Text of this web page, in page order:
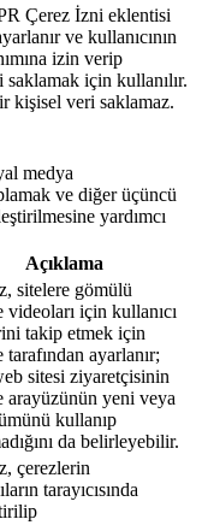
Çerez İzni eklentisi
ve kullanıcının
izin verip
için kullanılır.
kişisel veri saklamaz.
medya
ve diğer üçüncü
yardımcı
Açıklama
sitelere gömülü
videoları için kullanıcı
takip etmek için
tarafından ayarlanır;
sitesi ziyaretçisinin
arayüzünün yeni veya
kullanıp
da belirleyebilir.
çerezlerin
tarayıcısında